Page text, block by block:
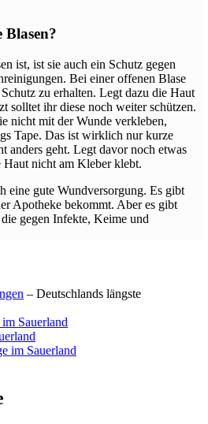
Blasen?
ist, ist sie auch ein Schutz gegen
Bei einer offenen Blase
zu erhalten. Legt dazu die Haut
solltet ihr diese noch weiter schützen.
nicht mit der Wunde verkleben,
Tape. Das ist wirklich nur kurze
anders geht. Legt davor noch etwas
nicht am Kleber klebt.
eine gute Wundversorgung. Es gibt
Apotheke bekommt. Aber es gibt
gegen Infekte, Keime und
– Deutschlands längste
Sauerland
im Sauerland